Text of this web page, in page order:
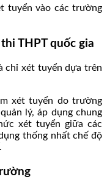
tuyển vào các trường
THPT quốc gia
chỉ xét tuyển dựa trên
xét tuyển do trường
lý, áp dụng chung
xét tuyển giữa các
thống nhất chế độ